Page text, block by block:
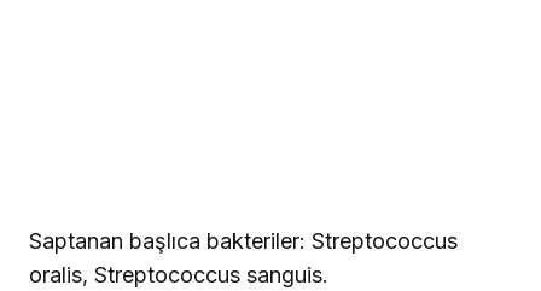
Saptanan başlıca bakteriler: Streptococcus
oralis, Streptococcus sanguis.